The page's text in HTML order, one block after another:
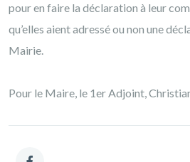
pour en faire la déclaration à leur
qu’elles aient adressé ou non une
Mairie.
Pour le Maire, le 1er Adjoint,